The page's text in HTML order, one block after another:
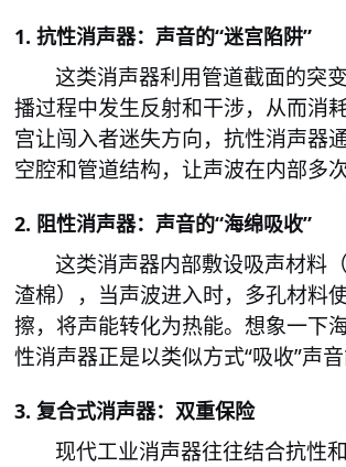
1. 抗性消声器：声音的“迷宫陷阱”
这类消声器利用管道截面的突
播过程中发生反射和干涉，从而消
宫让闯入者迷失方向，抗性消声器
空腔和管道结构，让声波在内部多
2. 阻性消声器：声音的“海绵吸收”
这类消声器内部敷设吸声材料
渣棉），当声波进入时，多孔材料
擦，将声能转化为热能。想象一下
性消声器正是以类似方式“吸收”声音
3. 复合式消声器：双重保险
现代工业消声器往往结合抗性